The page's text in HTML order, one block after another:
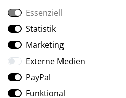
Social Media
Essenziell
Statistik
Marketing
Externe Medien
PayPal
Funktional